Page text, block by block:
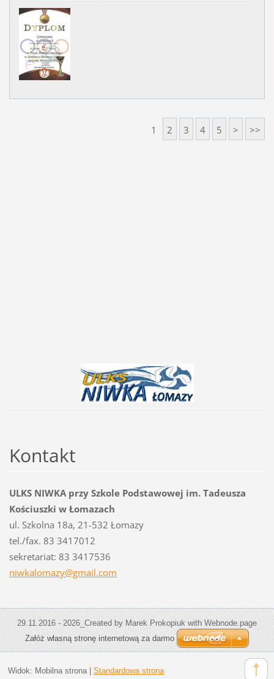
1 2 3 4 5 > >>
Kontakt
ULKS NIWKA przy Szkole Podstawowej im. Tadeusza
Kościuszki w Łomazach
ul. Szkolna 18a, 21-532 Łomazy
tel./fax. 83 3417012
sekretariat: 83 3417536
niwkalomazy@gmail.com
29.11.2016 - 2026_Created by Marek Prokopiuk with Webnode.page
Załóż własną stronę internetową za darmo
Widok: Mobilna strona| Standardowa strona